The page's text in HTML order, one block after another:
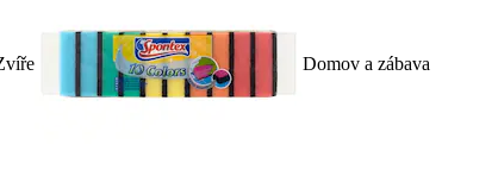
Domov a zábava